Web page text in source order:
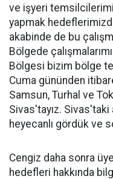
ve işyeri
yapmak
akabinde de bu
Bölgede
Bölgesi bizim bölge
Cuma gününden
Samsun, Turhal ve
Sivas'tayız. Sivas'taki
heyecanlı gördük ve
Cengiz daha sonra
hedefleri hakkında